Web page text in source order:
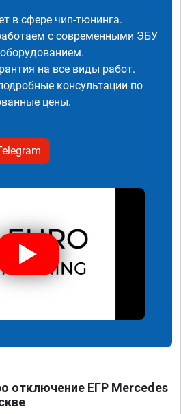
в сфере чип-тюнинга.
с современными ЭБУ
на все виды работ.
консультации по
цены.
отключение ЕГР Mercedes